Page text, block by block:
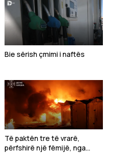
Bie sërish çmimi i naftës
Të paktën tre të vrarë,
përfshirë një fëmijë, nga